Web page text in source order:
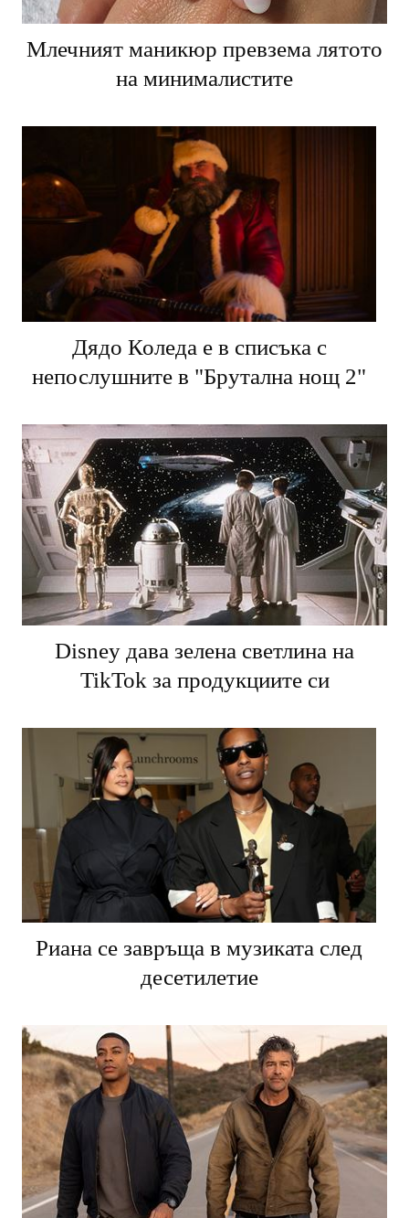
Млечният маникюр превзема лятото
на минималистите
Дядо Коледа е в списъка с
непослушните в "Брутална нощ 2"
Disney дава зелена светлина на
TikTok за продукциите си
Риана се завръща в музиката след
десетилетие